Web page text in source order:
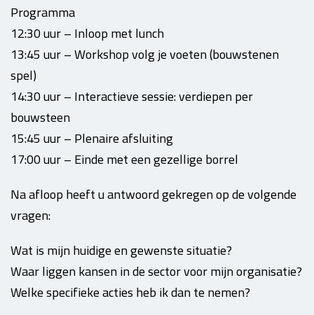
Programma
12:30 uur – Inloop met lunch
13:45 uur – Workshop volg je voeten (bouwstenen
spel)
14:30 uur – Interactieve sessie: verdiepen per
bouwsteen
15:45 uur – Plenaire afsluiting
17:00 uur – Einde met een gezellige borrel
Na afloop heeft u antwoord gekregen op de volgende
vragen:
Wat is mijn huidige en gewenste situatie?
Waar liggen kansen in de sector voor mijn organisatie?
Welke specifieke acties heb ik dan te nemen?